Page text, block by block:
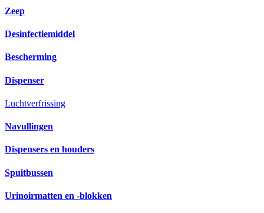
Zeep
Desinfectiemiddel
Bescherming
Dispenser
Luchtverfrissing
Navullingen
Dispensers en houders
Spuitbussen
Urinoirmatten en -blokken